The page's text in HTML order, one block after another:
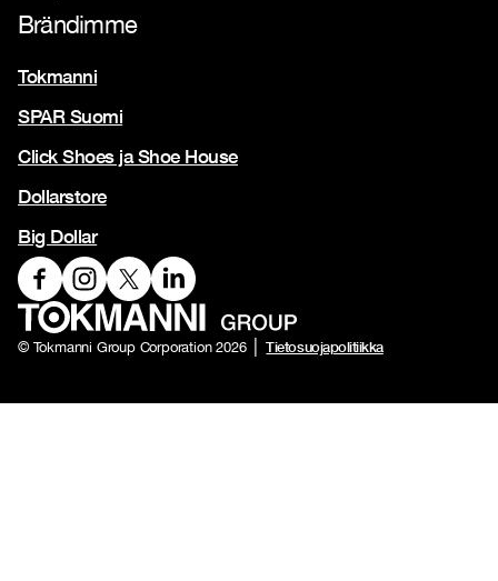
Brändimme
Tokmanni
SPAR Suomi
Click Shoes ja Shoe House
Dollarstore
Big Dollar
© Tokmanni Group Corporation 2026 Tietosuojapolitiikka